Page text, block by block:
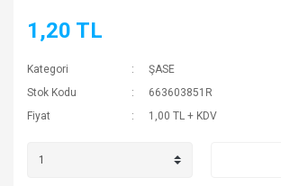
1,20 TL
Kategori
ŞASE
Stok Kodu
663603851R
Fiyat
1,00 TL + KDV